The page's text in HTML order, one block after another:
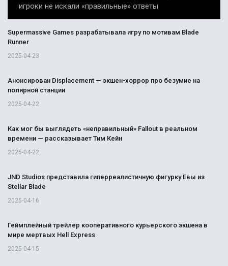
игроки не искали «правильные» ответы
Supermassive Games разрабатывала игру по мотивам Blade
Runner
2025-04-23
Анонсирован Displacement — экшен-хоррор про безумие на
полярной станции
2025-04-22
Как мог бы выглядеть «неправильный» Fallout в реальном
времени — рассказывает Тим Кейн
2025-04-22
JND Studios представила гиперреалистичную фигурку Евы из
Stellar Blade
2025-04-16
Геймплейный трейлер кооперативного курьерского экшена в
мире мертвых Hell Express
2025-04-15